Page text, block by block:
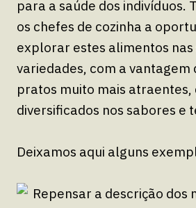
para a saúde dos indivíduos.
os chefes de cozinha a
explorar estes alimentos nas
variedades, com a vantagem
pratos muito mais atraentes,
diversificados nos sabores e
Deixamos aqui alguns